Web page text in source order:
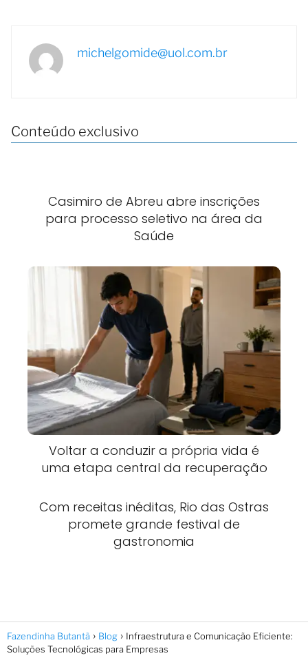
michelgomide@uol.com.br
Conteúdo exclusivo
Casimiro de Abreu abre inscrições
para processo seletivo na área da
Saúde
Voltar a conduzir a própria vida é
uma etapa central da recuperação
Com receitas inéditas, Rio das Ostras
promete grande festival de
gastronomia
Fazendinha Butantã Blog
Infraestrutura e Comunicação Eficiente:
Soluções Tecnológicas para Empresas